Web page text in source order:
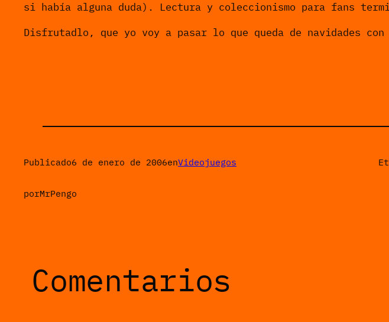
si había alguna duda). Lectura y coleccionismo para fans
Disfrutadlo, que yo voy a pasar lo que queda de navidades
Publicado6 de enero de 2006enVideojuegos
porMrPengo
Comentarios